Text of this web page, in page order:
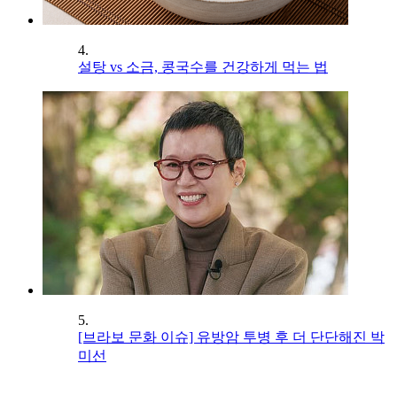
4.
설탕 vs 소금, 콩국수를 건강하게 먹는 법
5.
[브라보 문화 이슈] 유방암 투병 후 더 단단해진 박
미선